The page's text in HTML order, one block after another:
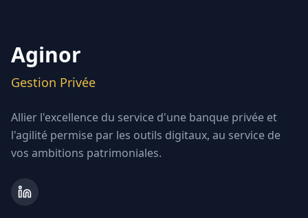
Aginor
Gestion Privée
Allier l'excellence du service d'une banque privée et
l'agilité permise par les outils digitaux, au service de
vos ambitions patrimoniales.